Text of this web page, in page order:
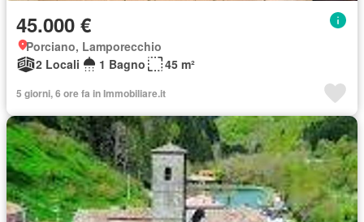
45.000 €
Porciano, Lamporecchio
2 Locali
1 Bagno 45 m²
5 giorni, 6 ore fa in Immobiliare.it